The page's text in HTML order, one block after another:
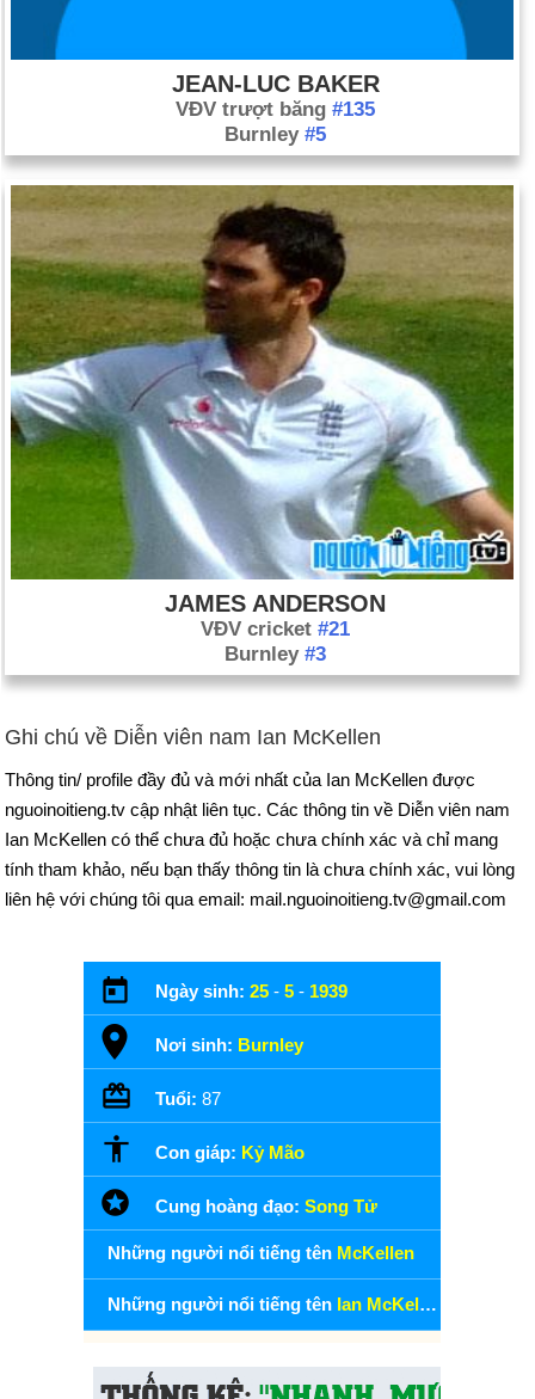
JEAN-LUC BAKER
VĐV trượt băng #135
Burnley #5
JAMES ANDERSON
VĐV cricket #21
Burnley #3
Ghi chú về Diễn viên nam Ian McKellen
Thông tin/ profile đầy đủ và mới nhất của Ian McKellen được
nguoinoitieng.tv cập nhật liên tục. Các thông tin về Diễn viên nam
Ian McKellen có thể chưa đủ hoặc chưa chính xác và chỉ mang
tính tham khảo, nếu bạn thấy thông tin là chưa chính xác, vui lòng
liên hệ với chúng tôi qua email: mail.nguoinoitieng.tv@gmail.com
Ngày sinh: 25 - 5 - 1939
Nơi sinh: Burnley
Tuổi: 87
Con giáp: Kỷ Mão
Cung hoàng đạo: Song Tử
Những người nổi tiếng tên McKellen
Những người nổi tiếng tên Ian McKellen